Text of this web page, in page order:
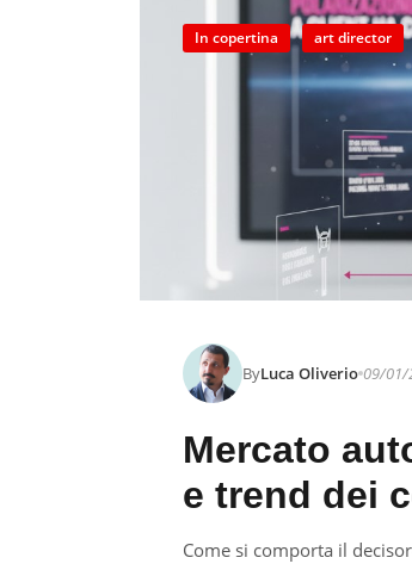
In copertina art director
ByLuca Oliverio 09/01/
Mercato
e trend dei
Come si comporta il